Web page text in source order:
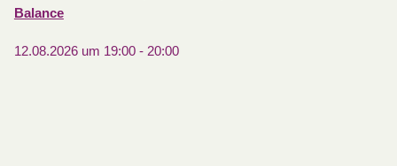
Balance
12.08.2026 um 19:00- 20:00